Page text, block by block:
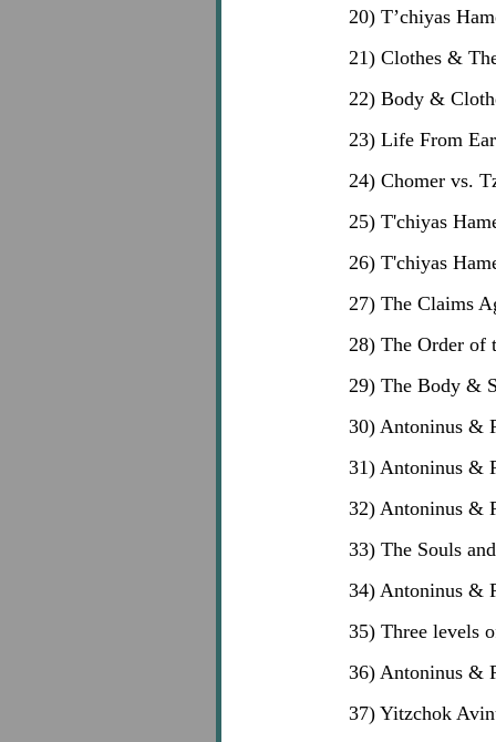
20) T’chiyas
21) Clothes &
22) Body &
23) Life From
24) Chomer vs.
25) T'chiyas
26) T'chiyas
27) The Claims
28) The Order of
29) The Body &
30) Antoninus &
31) Antoninus &
32) Antoninus &
33) The Souls
34) Antoninus &
35) Three levels
36) Antoninus &
37) Yitzchok